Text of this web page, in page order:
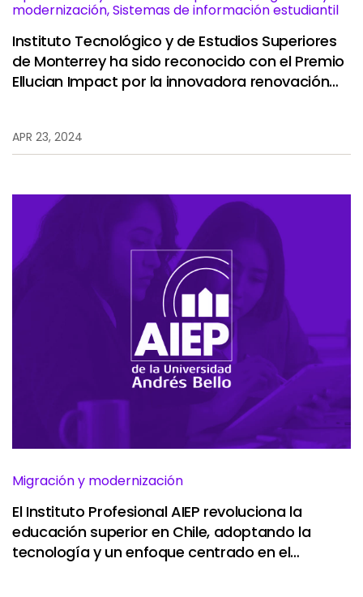
modernización, Sistemas de información estudiantil
Instituto Tecnológico y de Estudios Superiores
de Monterrey ha sido reconocido con el Premio
Ellucian Impact por la innovadora renovación
APR 23, 2024
Migración y modernización
El Instituto Profesional AIEP revoluciona la
educación superior en Chile, adoptando la
tecnología y un enfoque centrado en el